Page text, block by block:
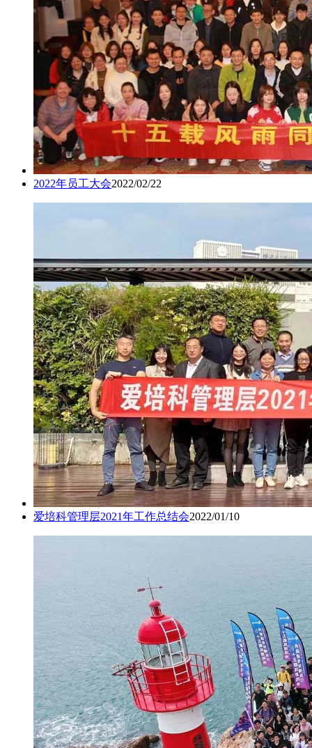
2022年员工大会2022/02/22
爱培科管理层2021年工作总结会2022/01/10